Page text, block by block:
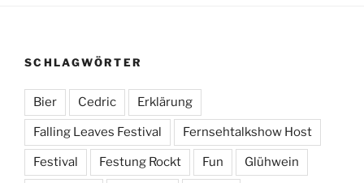
SCHLAGWÖRTER
Bier Cedric Erklärung
Falling Leaves Festival Fernsehtalkshow Host
Festival Festung Rockt Fun Glühwein